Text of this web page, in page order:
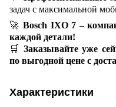
задач с максимальной
🚀Bosch IXO 7 –
каждой детали!
🛒Заказывайте уже
по выгодной цене с
Характеристики